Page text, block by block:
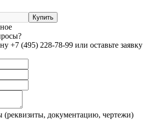
+7 (495) 228-78-99 или оставьте заявку
(реквизиты, документацию, чертежи)